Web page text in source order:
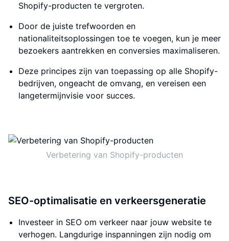
Shopify-producten te vergroten.
Door de juiste trefwoorden en
nationaliteitsoplossingen toe te voegen, kun je meer
bezoekers aantrekken en conversies maximaliseren.
Deze principes zijn van toepassing op alle Shopify-
bedrijven, ongeacht de omvang, en vereisen een
langetermijnvisie voor succes.
Verbetering van Shopify-producten
SEO-optimalisatie en verkeersgeneratie
Investeer in SEO om verkeer naar jouw website te
verhogen. Langdurige inspanningen zijn nodig om